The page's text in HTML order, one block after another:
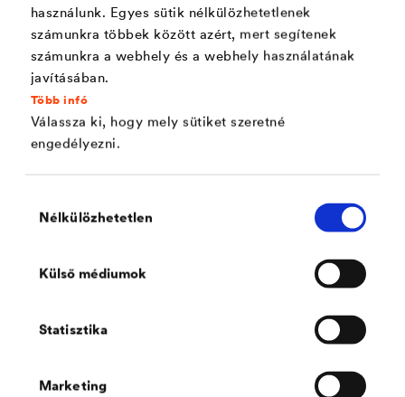
használunk. Egyes sütik nélkülözhetetlenek
számunkra többek között azért, mert segítenek
számunkra a webhely és a webhely használatának
javításában.
Több infó
Válassza ki, hogy mely sütiket szeretné
engedélyezni.
kiválasztása
Nélkülözhetetlen
Külső médiumok
Statisztika
Marketing
A következő animációs kisfilmben megtekinthető egy
DELTA®légzáró és párafékező fólia
falcsatlakoztatásának kialakítása,
DELTA ®